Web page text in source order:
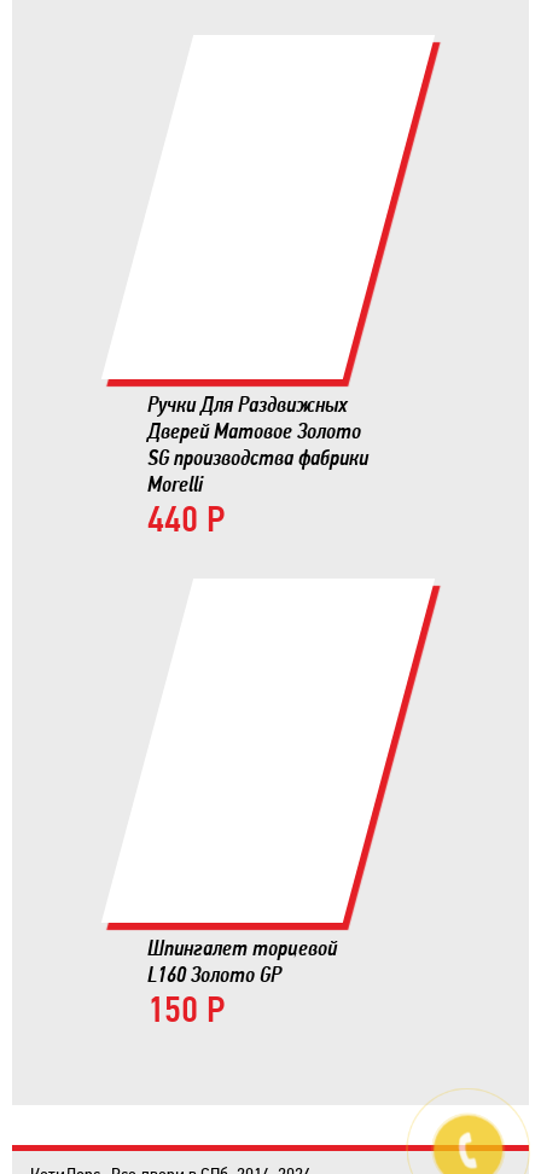
Ручки Для Раздвижных
Дверей Матовое Золото
SG производства фабрики
Morelli
440 Р
Шпингалет торцевой
L160 Золото GP
150 Р